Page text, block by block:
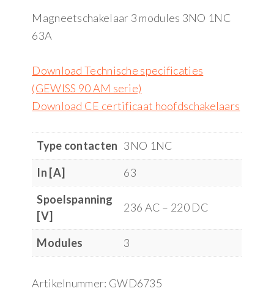
Magneetschakelaar 3 modules 3NO 1NC
63A
Download Technische specificaties
(GEWISS 90 AM serie)
Download CE certificaat hoofdschakelaars
Type contacten 3NO 1NC
In [A]
63
Spoelspanning
[V]
236 AC – 220 DC
Modules 3
Artikelnummer: GWD6735